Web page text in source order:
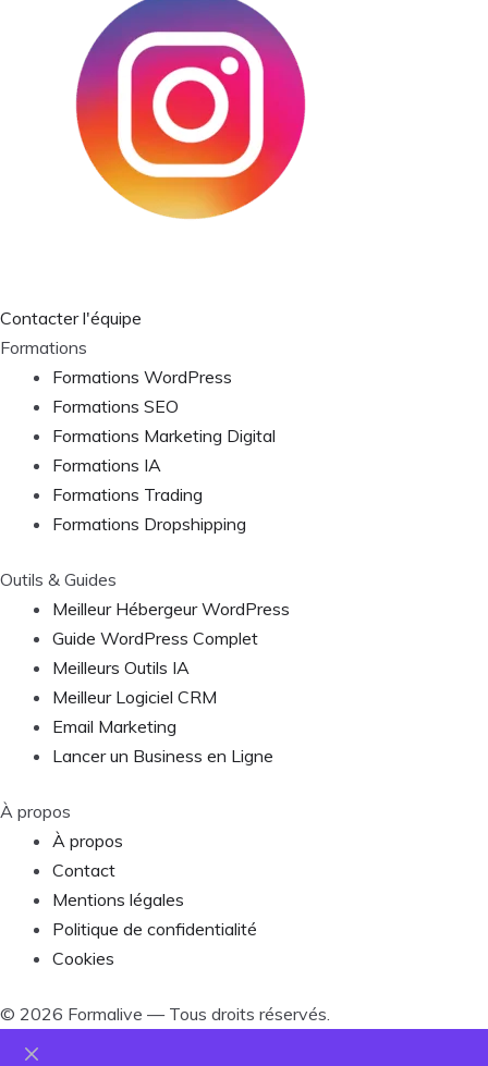
Contacter l'équipe
Formations
Formations WordPress
Formations SEO
Formations Marketing Digital
Formations IA
Formations Trading
Formations Dropshipping
Outils & Guides
Meilleur Hébergeur WordPress
Guide WordPress Complet
Meilleurs Outils IA
Meilleur Logiciel CRM
Email Marketing
Lancer un Business en Ligne
À propos
À propos
Contact
Mentions légales
Politique de confidentialité
Cookies
© 2026 Formalive — Tous droits réservés.